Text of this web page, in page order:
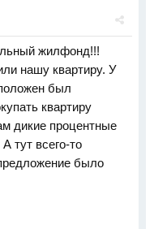
жилфонд!!!
нашу квартиру. У
был
квартиру
дикие процентные
тут всего-то
было